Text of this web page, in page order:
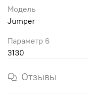
Модель
Jumper
Параметр 6
3130
Отзывы